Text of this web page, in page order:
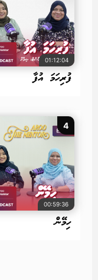
01:12:04
ފުރިހަމަ އުފާ
4
00:59:36
ހިމޭން